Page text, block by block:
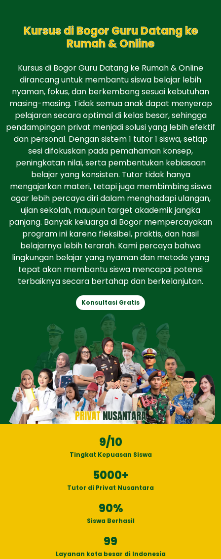
Kursus di Bogor Guru Datang ke
Rumah & Online
Kursus di Bogor Guru Datang ke Rumah & Online
dirancang untuk membantu siswa belajar lebih
nyaman, fokus, dan berkembang sesuai kebutuhan
masing-masing. Tidak semua anak dapat menyerap
pelajaran secara optimal di kelas besar, sehingga
pendampingan privat menjadi solusi yang lebih efektif
dan personal. Dengan sistem 1 tutor 1 siswa, setiap
sesi difokuskan pada pemahaman konsep,
peningkatan nilai, serta pembentukan kebiasaan
belajar yang konsisten. Tutor tidak hanya
mengajarkan materi, tetapi juga membimbing siswa
agar lebih percaya diri dalam menghadapi ulangan,
ujian sekolah, maupun target akademik jangka
panjang. Banyak keluarga di Bogor mempercayakan
program ini karena fleksibel, praktis, dan hasil
belajarnya lebih terarah. Kami percaya bahwa
lingkungan belajar yang nyaman dan metode yang
tepat akan membantu siswa mencapai potensi
terbaiknya secara bertahap dan berkelanjutan.
Konsultasi Gratis
9/10
Tingkat Kepuasan Siswa
5000+
Tutor di Privat Nusantara
90%
Siswa Berhasil
99
Layanan kota besar di Indonesia